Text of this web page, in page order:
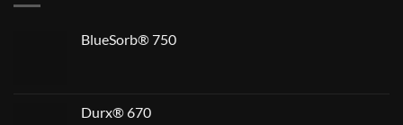
BlueSorb® 750
Durx® 670